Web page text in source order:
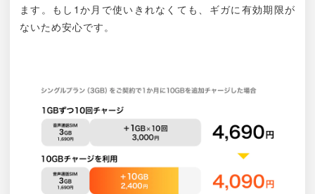
ます。もし1か月で使いきれなくても、ギガに有効期限が
ないため安心です。